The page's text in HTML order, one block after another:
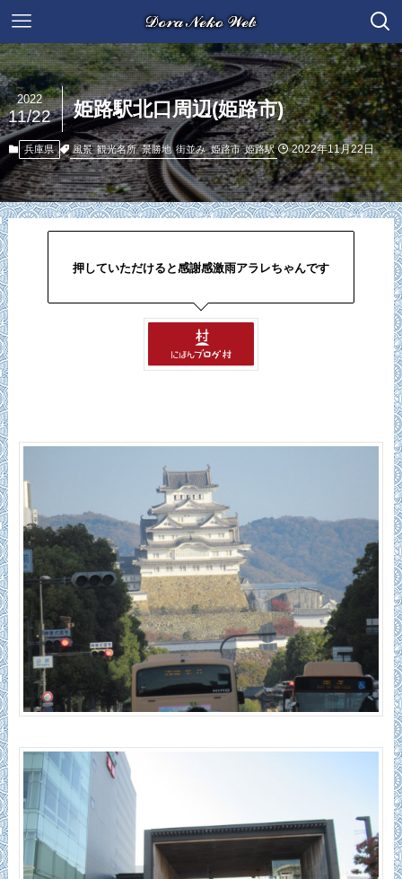
姫路駅北口周辺(姫路市)
2022
11/22
兵庫県 風景 観光名所 景勝地 街並み 姫路市 姫路駅 2022年11月22日
押していただけると感謝感激雨アラレちゃんです